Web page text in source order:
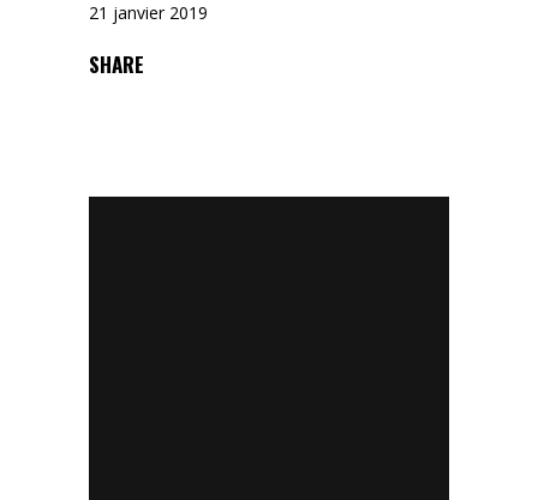
21 janvier 2019
SHARE